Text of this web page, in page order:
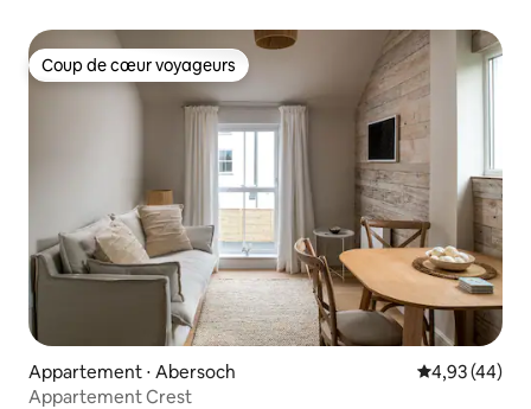
Coup de cœur voyageurs
Coup de cœur voyageurs
Appartement ⋅ Abersoch Évaluation
4,93 (44)
Appartement Crest